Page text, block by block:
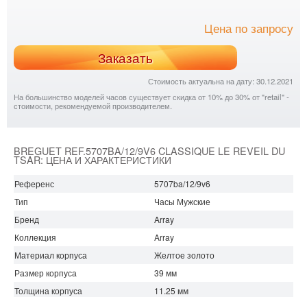
Цена по запросу
Заказать
Стоимость актуальна на дату: 30.12.2021
На большинство моделей часов существует скидка от 10% до 30% от "retail" -
стоимости, рекомендуемой производителем.
BREGUET REF.5707BA/12/9V6 CLASSIQUE LE REVEIL DU
TSAR: ЦЕНА И ХАРАКТЕРИСТИКИ
Референс
5707ba/12/9v6
Тип
Часы Мужские
Бренд
Array
Коллекция
Array
Материал корпуса
Желтое золото
Размер корпуса
39 мм
Толщина корпуса
11.25 мм